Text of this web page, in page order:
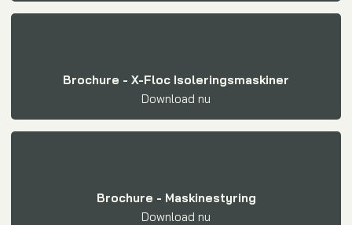
Brochure - X-Floc Isoleringsmaskiner
Download nu​
Brochure - Maskinestyring
Download nu​